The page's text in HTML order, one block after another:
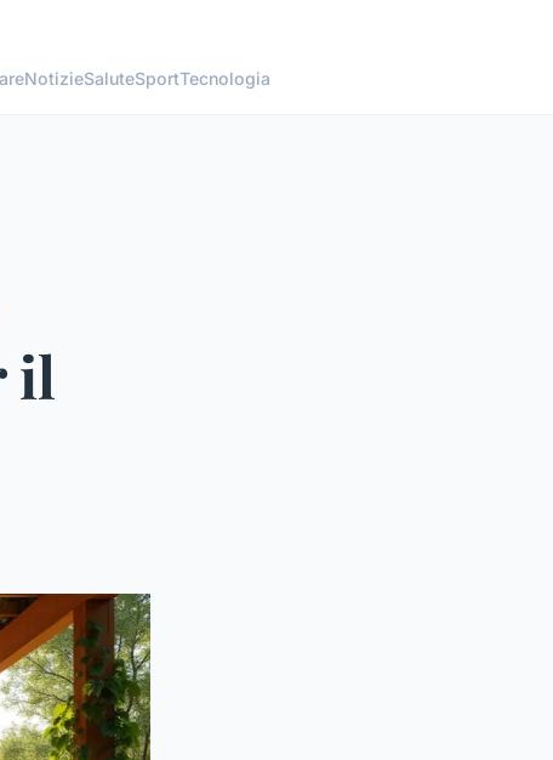
NotizieSaluteSportTecnologia
il